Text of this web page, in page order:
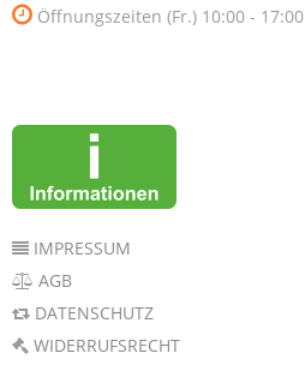
Öffnungszeiten (Fr.) 10:00 - 17:00
IMPRESSUM
AGB
DATENSCHUTZ
WIDERRUFSRECHT